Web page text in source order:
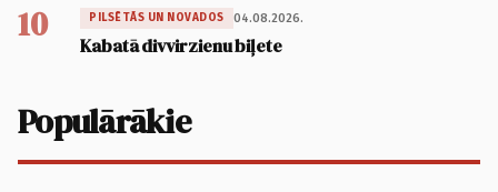
10 PILSĒTĀS UN NOVADOS 04.08.2026.
Kabatā divvirzienu biļete
Populārākie